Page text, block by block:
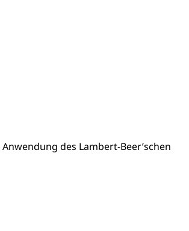
des Lambert-Beer’schen
parallele Einfuhr, regionale